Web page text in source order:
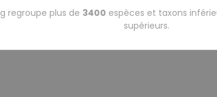
se nourrit de crustacés, larves d'insectes et
les nourritures traditionnelles : granules et
Artémias, vers de vase (vers rouge), krills,
regroupe plus de 3400 espèces et taxons
supérieurs.